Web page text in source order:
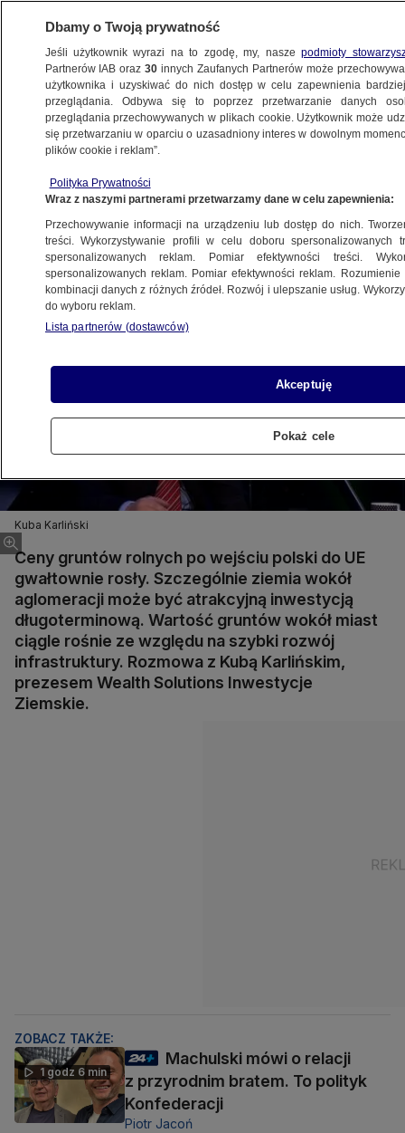
BIZNES
Z KRAJU
12.02.2013, 18:21
Udostępnij
Kuba Karliński
Ceny gruntów rolnych po wejściu polski do UE
gwałtownie rosły. Szczególnie ziemia wokół
aglomeracji może być atrakcyjną inwestycją
długoterminową. Wartość gruntów wokół miast
ciągle rośnie ze względu na szybki rozwój
infrastruktury. Rozmowa z Kubą Karlińskim,
prezesem Wealth Solutions Inwestycje
Ziemskie.
ZOBACZ TAKŻE:
1 godz 6 min
Machulski mówi o relacji
z przyrodnim bratem. To polityk
Konfederacji
Piotr Jacoń
Dbamy o Twoją prywatność
Jeśli użytkownik wyrazi na to zgodę, my, naszepodmioty
Partnerów IAB oraz30 innych Zaufanych Partnerów może
użytkownika i uzyskiwać do nich dostęp w celu zapewnienia
przeglądania. Odbywa się to poprzez przetwarzanie danych
przeglądania przechowywanych w plikach cookie. Użytkownik może
się przetwarzaniu w oparciu o uzasadniony interes w dowolnym
plików cookie i reklam”.
Polityka Prywatności
Wraz z naszymi partnerami przetwarzamy dane w celu zapewnienia:
Przechowywanie informacji na urządzeniu lub dostęp do nich.
treści. Wykorzystywanie profili w celu doboru spersonalizowanych
spersonalizowanych reklam. Pomiar efektywności treści.
spersonalizowanych reklam. Pomiar efektywności reklam.
kombinacji danych z różnych źródeł. Rozwój i ulepszanie usług.
do wyboru reklam.
Lista partnerów (dostawców)
Akceptuję
Pokaż cele